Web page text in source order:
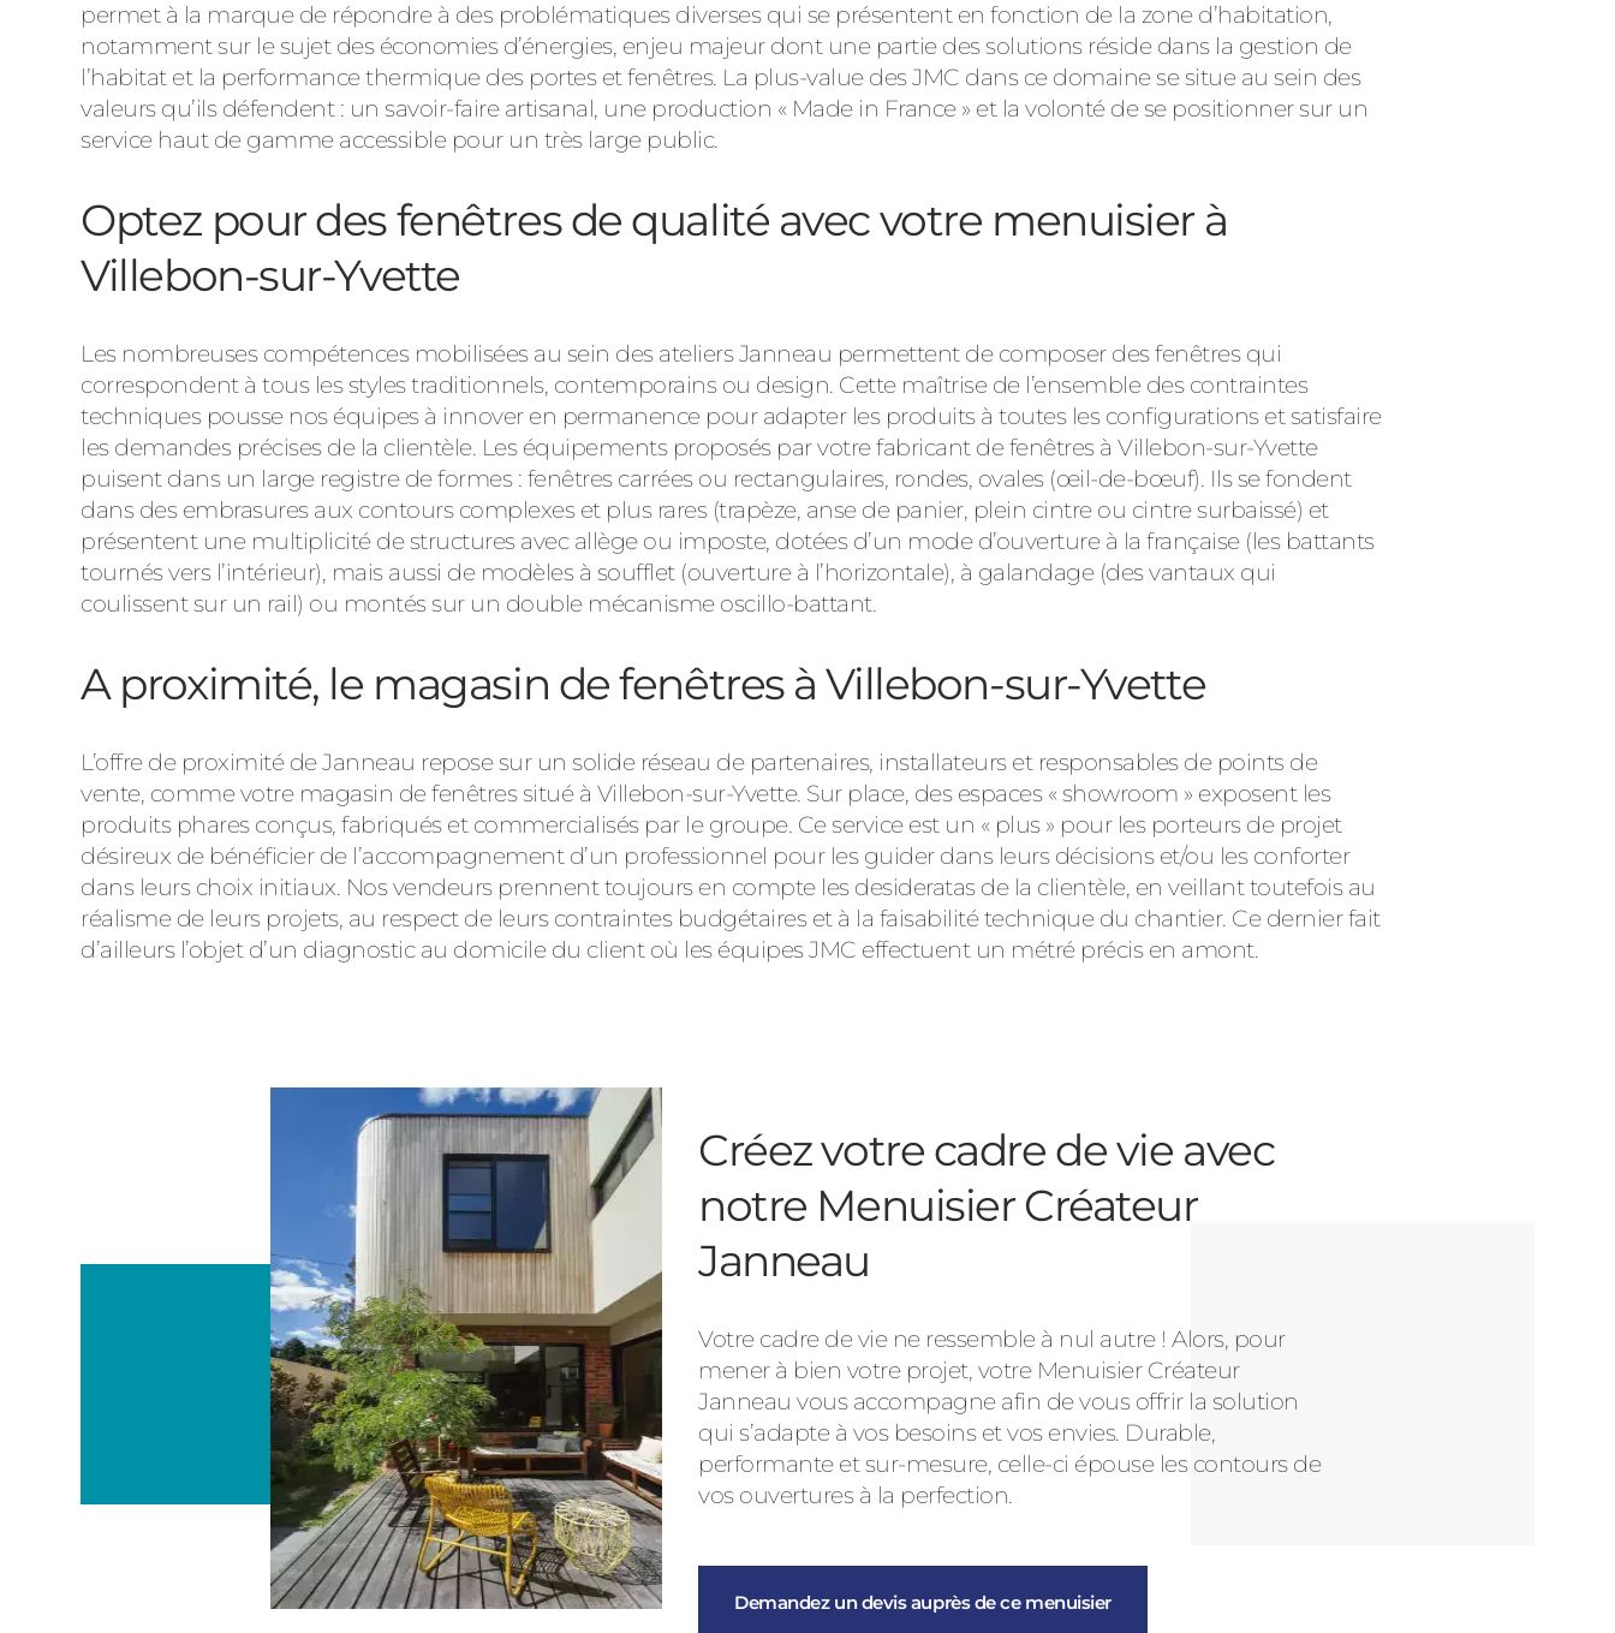
permet à la marque de répondre à des problématiques diverses qui se présentent en fonction de la zone d’habitation,
notamment sur le sujet des économies d’énergies, enjeu majeur dont une partie des solutions réside dans la gestion de
l’habitat et la performance thermique des portes et fenêtres. La plus-value des JMC dans ce domaine se situe au sein des
valeurs qu’ils défendent : un savoir-faire artisanal, une production « Made in France » et la volonté de se positionner sur un
service haut de gamme accessible pour un très large public.
Optez pour des fenêtres de qualité avec votre menuisier à
Villebon-sur-Yvette
Les nombreuses compétences mobilisées au sein des ateliers Janneau permettent de composer des fenêtres qui
correspondent à tous les styles traditionnels, contemporains ou design. Cette maîtrise de l’ensemble des contraintes
techniques pousse nos équipes à innover en permanence pour adapter les produits à toutes les configurations et satisfaire
les demandes précises de la clientèle. Les équipements proposés par votre fabricant de fenêtres à Villebon-sur-Yvette
puisent dans un large registre de formes : fenêtres carrées ou rectangulaires, rondes, ovales (œil-de-bœuf). Ils se fondent
dans des embrasures aux contours complexes et plus rares (trapèze, anse de panier, plein cintre ou cintre surbaissé) et
présentent une multiplicité de structures avec allège ou imposte, dotées d’un mode d’ouverture à la française (les battants
tournés vers l’intérieur), mais aussi de modèles à soufflet (ouverture à l’horizontale), à galandage (des vantaux qui
coulissent sur un rail) ou montés sur un double mécanisme oscillo-battant.
A proximité, le magasin de fenêtres à Villebon-sur-Yvette
L’offre de proximité de Janneau repose sur un solide réseau de partenaires, installateurs et responsables de points de
vente, comme votre magasin de fenêtres situé à Villebon-sur-Yvette. Sur place, des espaces « showroom » exposent les
produits phares conçus, fabriqués et commercialisés par le groupe. Ce service est un « plus » pour les porteurs de projet
désireux de bénéficier de l’accompagnement d’un professionnel pour les guider dans leurs décisions et/ou les conforter
dans leurs choix initiaux. Nos vendeurs prennent toujours en compte les desideratas de la clientèle, en veillant toutefois au
réalisme de leurs projets, au respect de leurs contraintes budgétaires et à la faisabilité technique du chantier. Ce dernier fait
d’ailleurs l’objet d’un diagnostic au domicile du client où les équipes JMC effectuent un métré précis en amont.
Créez votre cadre de vie avec
notre Menuisier Créateur
Janneau
Votre cadre de vie ne ressemble à nul autre ! Alors, pour
mener à bien votre projet, votre Menuisier Créateur
Janneau vous accompagne afin de vous offrir la solution
qui s’adapte à vos besoins et vos envies. Durable,
performante et sur-mesure, celle-ci épouse les contours de
vos ouvertures à la perfection.
Demandez un devis auprès de ce menuisier